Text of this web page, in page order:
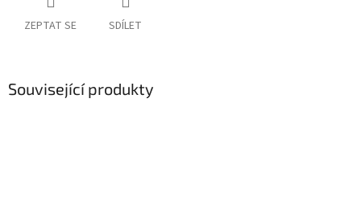
ZEPTAT SE SDÍLET
Související produkty